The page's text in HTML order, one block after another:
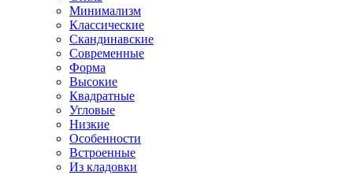
Минимализм
Классические
Скандинавские
Современные
Форма
Высокие
Квадратные
Угловые
Низкие
Особенности
Встроенные
Из кладовки